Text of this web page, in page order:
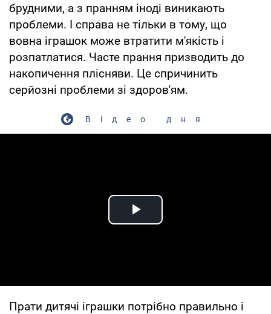
брудними, а з пранням іноді виникають
проблеми. І справа не тільки в тому, що
вовна іграшок може втратити м'якість і
розпатлатися. Часте прання призводить до
накопичення плісняви. Це спричинить
серйозні проблеми зі здоров'ям.
Відео дня
Play Video
Прати дитячі іграшки потрібно правильно і